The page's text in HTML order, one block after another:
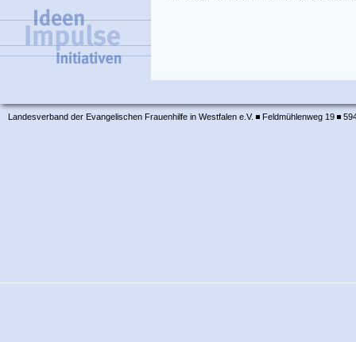
Landesverband der Evangelischen Frauenhilfe in Westfalen e.V. Feldmühlenweg 19